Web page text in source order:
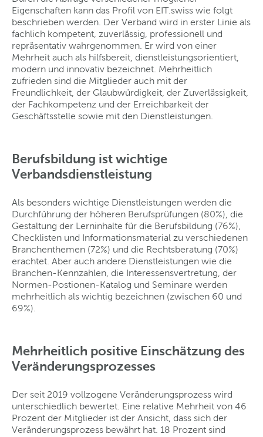
Eigenschaften kann das Profil von EIT.swiss wie folgt
beschrieben werden. Der Verband wird in erster Linie als
fachlich kompetent, zuverlässig, professionell und
repräsentativ wahrgenommen. Er wird von einer
Mehrheit auch als hilfsbereit, dienstleistungsorientiert,
modern und innovativ bezeichnet. Mehrheitlich
zufrieden sind die Mitglieder auch mit der
Freundlichkeit, der Glaubwürdigkeit, der Zuverlässigkeit,
der Fachkompetenz und der Erreichbarkeit der
Geschäftsstelle sowie mit den Dienstleistungen.
Berufsbildung ist wichtige
Verbandsdienstleistung
Als besonders wichtige Dienstleistungen werden die
Durchführung der höheren Berufsprüfungen (80%), die
Gestaltung der Lerninhalte für die Berufsbildung (76%),
Checklisten und Informationsmaterial zu verschiedenen
Branchenthemen (72%) und die Rechtsberatung (70%)
erachtet. Aber auch andere Dienstleistungen wie die
Branchen-Kennzahlen, die Interessensvertretung, der
Normen-Postionen-Katalog und Seminare werden
mehrheitlich als wichtig bezeichnen (zwischen 60 und
69%).
Mehrheitlich positive Einschätzung des
Veränderungsprozesses
Der seit 2019 vollzogene Veränderungsprozess wird
unterschiedlich bewertet. Eine relative Mehrheit von 46
Prozent der Mitglieder ist der Ansicht, dass sich der
Veränderungsprozess bewährt hat. 18 Prozent sind